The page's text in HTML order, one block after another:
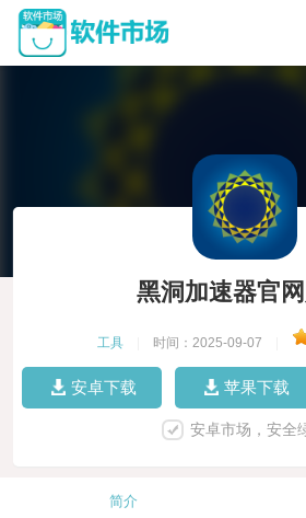
黑洞加速器官网
工具 时间：2025-09-07
安卓下载 苹果下载
安卓市场，安全
简介